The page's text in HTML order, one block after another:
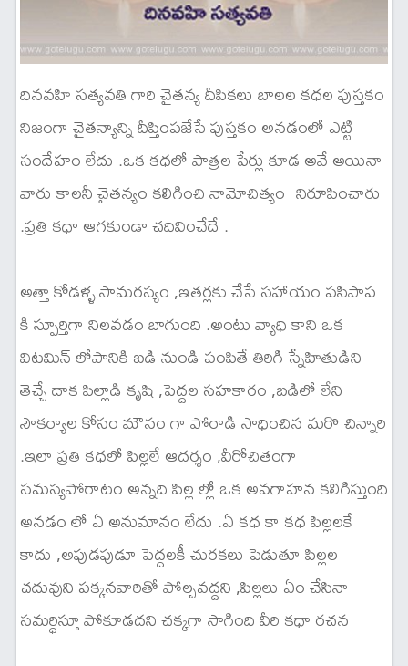
దినవహి సత్యవతి గారి చైతన్య దీపికలు బాలల కధల పుస్తకం
నిజంగా చైతన్యాన్ని దీప్తింపజేసే పుస్తకం అనడంలో ఎట్టి
సందేహం లేదు .ఒక కధలో పాత్రల పేర్లు కూడ అవే అయినా
వారు కాలనీ చైతన్యం కలిగించి నామోచిత్యం నిరూపించారు
.ప్రతి కధా ఆగకుండా చదివించేదే .
అత్తా కోడళ్ళ సామరస్యం ,ఇతర్లకు చేసే సహాయం పసిపాప
కి స్పూర్తిగా నిలవడం బాగుంది .అంటు వ్యాధి కాని ఒక
విటమిన్ లోపానికి బడి నుండి పంపితే తిరిగి స్నేహితుడిని
తెచ్చే దాక పిల్లాడి కృషి ,పెద్దల సహకారం ,బడిలో లేని
సౌకర్యాల కోసం మౌనం గా పోరాడి సాధించిన మరొ చిన్నారి
.ఇలా ప్రతి కధలో పిల్లలే ఆదర్శం ,వీరోచితంగా
సమస్యపోరాటం అన్నది పిల్ల ల్లో ఒక అవగాహన కలిగిస్తుంది
అనడం లో ఏ అనుమానం లేదు .ఏ కధ కా కధ పిల్లలకే
కాదు ,అపుడపుడూ పెద్దలకీ చురకలు పెడుతూ పిల్లల
చదువుని పక్కనవారితో పోల్చవద్దని ,పిల్లలు ఏం చేసినా
సమర్ధిస్తూ పోకూడదని చక్కగా సాగింది వీరి కధా రచన